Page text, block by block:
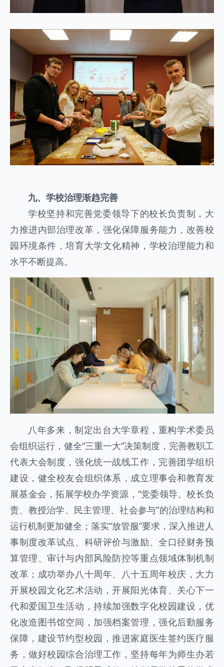
九、学校治理渐趋完善
学校坚持和完善党委领导下的校长负责制，大
力推进内部治理改革，强化保障服务能力，改善校
园环境条件，培育大学文化精神，学校治理能力和
水平不断提高。
八年多来，制定出台大学章程，重构学术委员
会组织运行，健全“三重一大”决策制度，完善教职工
代表大会制度，强化统一战线工作，完善团学组织
建设，健全校友会组织体系，成立理事会和教育发
展基金会，拓展学校办学资源，“党委领导、校长负
责、教授治学、民主管理、社会参与”的治理结构和
运行机制更加健全；落实“放管服”要求，深入推进人
事制度改革试点、科研评价与激励、全口径财务预
算管理、审计与内部风险防控等重点领域体制机制
改革；成功举办八十周年、八十五周年校庆，大力
开展校园文化艺术活动，开展阳光体育、关心下一
代和爱国卫生活动，持续加强数字化校园建设，优
化改造图书馆空间，加强档案管理，强化后勤服务
保障，建设节约型校园，推进家庭医生签约医疗服
务，做好校园综合治理工作，坚持每年为师生办若